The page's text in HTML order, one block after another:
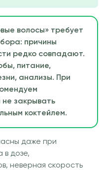
волосы» требует
причины
редко совпадают.
питание,
анализы. При
не закрывать
коктейлем.
даже при
в дозе,
неверная скорость